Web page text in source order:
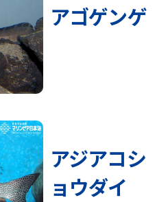
アゴゲンゲ
アジアコシ
ョウダイ